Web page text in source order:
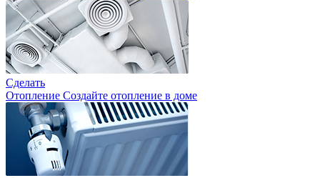
Сделать
Отопление Создайте отопление в доме